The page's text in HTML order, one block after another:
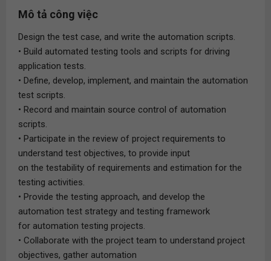
Mô tả công việc
Design the test case, and write the automation scripts.
• Build automated testing tools and scripts for driving
application tests.
• Define, develop, implement, and maintain the automation
test scripts.
• Record and maintain source control of automation
scripts.
• Participate in the review of project requirements to
understand test objectives, to provide input
on the testability of requirements and estimation for the
testing activities.
• Provide the testing approach, and develop the
automation test strategy and testing framework
for automation testing projects.
• Collaborate with the project team to understand project
objectives, gather automation